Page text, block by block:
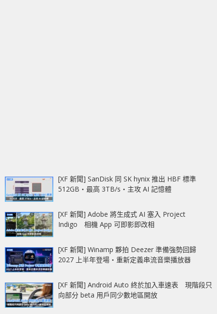
[XF 新聞] SanDisk 同 SK hynix 推出 HBF 標準
512GB‧最高 3TB/s‧主攻 AI 記憶體
[XF 新聞] Adobe 將生成式 AI 塞入 Project
Indigo 相機 App 可即影即改相
[XF 新聞] Winamp 夥拍 Deezer 準備強勢回歸
2027 上半年登場‧重新定義串流音樂播放器
[XF 新聞] Android Auto 終於加入車速表 現階段只
向部分 beta 用戶同少數地區開放